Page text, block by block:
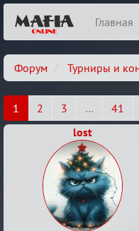
Главная
Форум Турниры и
1 2 3 … 41
lost